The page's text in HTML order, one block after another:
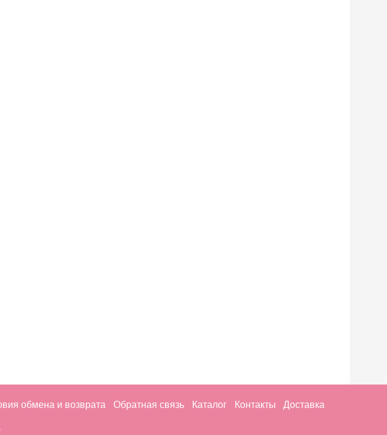
обмена и возврата Обратная связь Каталог Контакты Доставка